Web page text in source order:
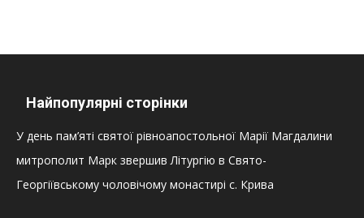
Найпопулярні сторінки
У день пам’яті святої рівноапостольної Марії Магдалини
митрополит Марк звершив Літургію в Свято-
Георгіївському чоловічому монастирі с. Крива